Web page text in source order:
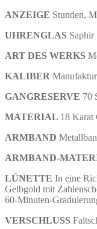
ANZEIGE Stunden,
UHRENGLAS Saphir
ART DES WERKS
KALIBER
GANGRESERVE 70
MATERIAL 18 Karat
ARMBAND
ARMBAND-
LÜNETTE In eine
Gelbgold mit
VERSCHLUSS